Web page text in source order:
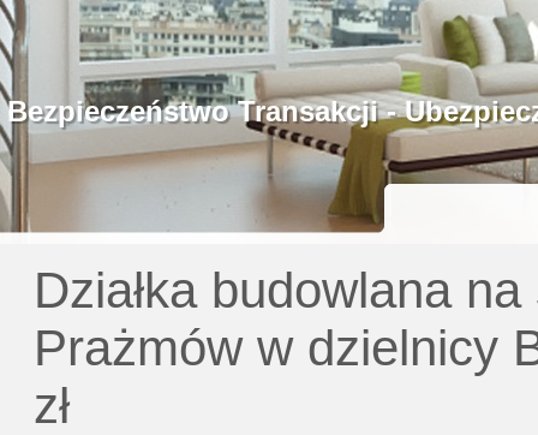
Profesjonalne Pośrednictwo
Bezpieczeństwo Transakcji -
Licencjonowani Pośrednicy
Gratis - Przedwstępna Umowa
Działka budowlana
Prażmów w dzielnicy
zł